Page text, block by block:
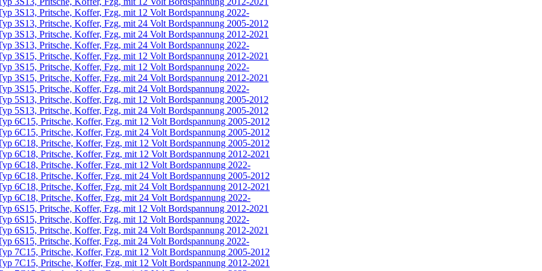
3S13, Pritsche, Koffer, Fzg, mit 12 Volt Bordspannung 2022-
3S13, Pritsche, Koffer, Fzg, mit 24 Volt Bordspannung 2005-2012
3S13, Pritsche, Koffer, Fzg, mit 24 Volt Bordspannung 2012-2021
3S13, Pritsche, Koffer, Fzg, mit 24 Volt Bordspannung 2022-
3S15, Pritsche, Koffer, Fzg, mit 12 Volt Bordspannung 2012-2021
3S15, Pritsche, Koffer, Fzg, mit 12 Volt Bordspannung 2022-
3S15, Pritsche, Koffer, Fzg, mit 24 Volt Bordspannung 2012-2021
3S15, Pritsche, Koffer, Fzg, mit 24 Volt Bordspannung 2022-
5S13, Pritsche, Koffer, Fzg, mit 12 Volt Bordspannung 2005-2012
5S13, Pritsche, Koffer, Fzg, mit 24 Volt Bordspannung 2005-2012
6C15, Pritsche, Koffer, Fzg, mit 12 Volt Bordspannung 2005-2012
6C15, Pritsche, Koffer, Fzg, mit 24 Volt Bordspannung 2005-2012
6C18, Pritsche, Koffer, Fzg, mit 12 Volt Bordspannung 2005-2012
6C18, Pritsche, Koffer, Fzg, mit 12 Volt Bordspannung 2012-2021
6C18, Pritsche, Koffer, Fzg, mit 12 Volt Bordspannung 2022-
6C18, Pritsche, Koffer, Fzg, mit 24 Volt Bordspannung 2005-2012
6C18, Pritsche, Koffer, Fzg, mit 24 Volt Bordspannung 2012-2021
6C18, Pritsche, Koffer, Fzg, mit 24 Volt Bordspannung 2022-
6S15, Pritsche, Koffer, Fzg, mit 12 Volt Bordspannung 2012-2021
6S15, Pritsche, Koffer, Fzg, mit 12 Volt Bordspannung 2022-
6S15, Pritsche, Koffer, Fzg, mit 24 Volt Bordspannung 2012-2021
6S15, Pritsche, Koffer, Fzg, mit 24 Volt Bordspannung 2022-
7C15, Pritsche, Koffer, Fzg, mit 12 Volt Bordspannung 2005-2012
7C15, Pritsche, Koffer, Fzg, mit 12 Volt Bordspannung 2012-2021